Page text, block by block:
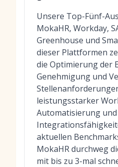
Unsere Top-Fünf-
MokaHR, Workday,
Greenhouse und
dieser Plattformen
die Optimierung der
Genehmigung und
leistungsstarker
Automatisierung und
aktuellen
MokaHR durchweg
mit bis zu 3-mal